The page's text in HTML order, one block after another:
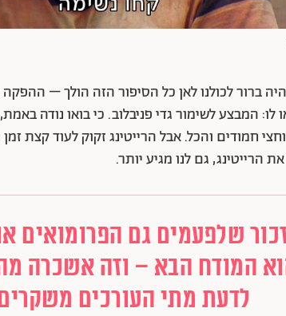
היה ברור לכולנו לאן כל הסיפור הזה הולך –
המבצע לשימור גדי פניבלוב. כי בואו נודה
חמודים והכל. אבל הרייטינג זקוק לעוד קצת
הרייטינג, גם לנו מגיע יותר.
שלפעמים גם הפרומואים
המודח הבא – וזה אשכרה
לדעת מתי העורכים